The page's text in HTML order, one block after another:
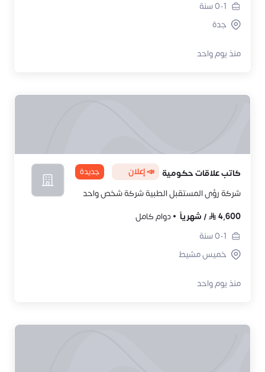
0-1سنة
جدة
منذ يوم واحد
كاتب علاقات حكومية 📣 إعلان جديدة
شركة رؤى المستقبل الطبية شركة شخص واحد
4,600
/ شهرياً
دوام كامل
0-1سنة
خميس مشيط
منذ يوم واحد